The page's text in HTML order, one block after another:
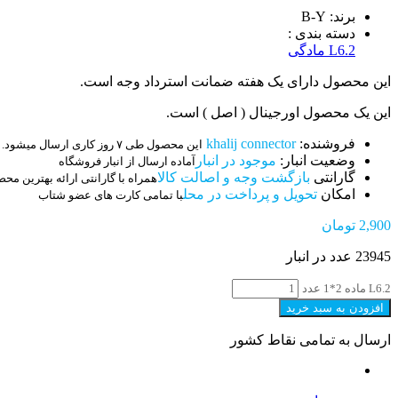
برند: B-Y
دسته بندی :
L6.2 مادگی
این محصول دارای یک هفته ضمانت استرداد وجه است.
این یک محصول اورجینال ( اصل ) است.
فروشنده:khalij connector این محصول طی ۷ روز کاری ارسال میشود.
وضعیت انبار: موجود در انبار آماده ارسال از انبار فروشگاه
گارانتی بازگشت وجه و اصالت کالاهمراه با گارانتی ارائه بهترین
امکان تحویل و پرداخت در محلبا تمامی کارت های عضو شتاب
2,900 تومان
23945 عدد در انبار
L6.2 ماده 2*1 عدد
افزودن به سبد خرید
ارسال به تمامی نقاط کشور